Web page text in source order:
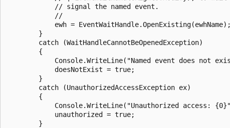
            // signal the named event.
            //
            ewh = EventWaitHandle.OpenExisting(ewhName);
        }
        catch (WaitHandleCannotBeOpenedException)
        {
Console.WriteLine("Named event does not
            doesNotExist = true;
        }
        catch (UnauthorizedAccessException ex)
        {
Console.WriteLine("Unauthorized access:
            unauthorized = true;
        }